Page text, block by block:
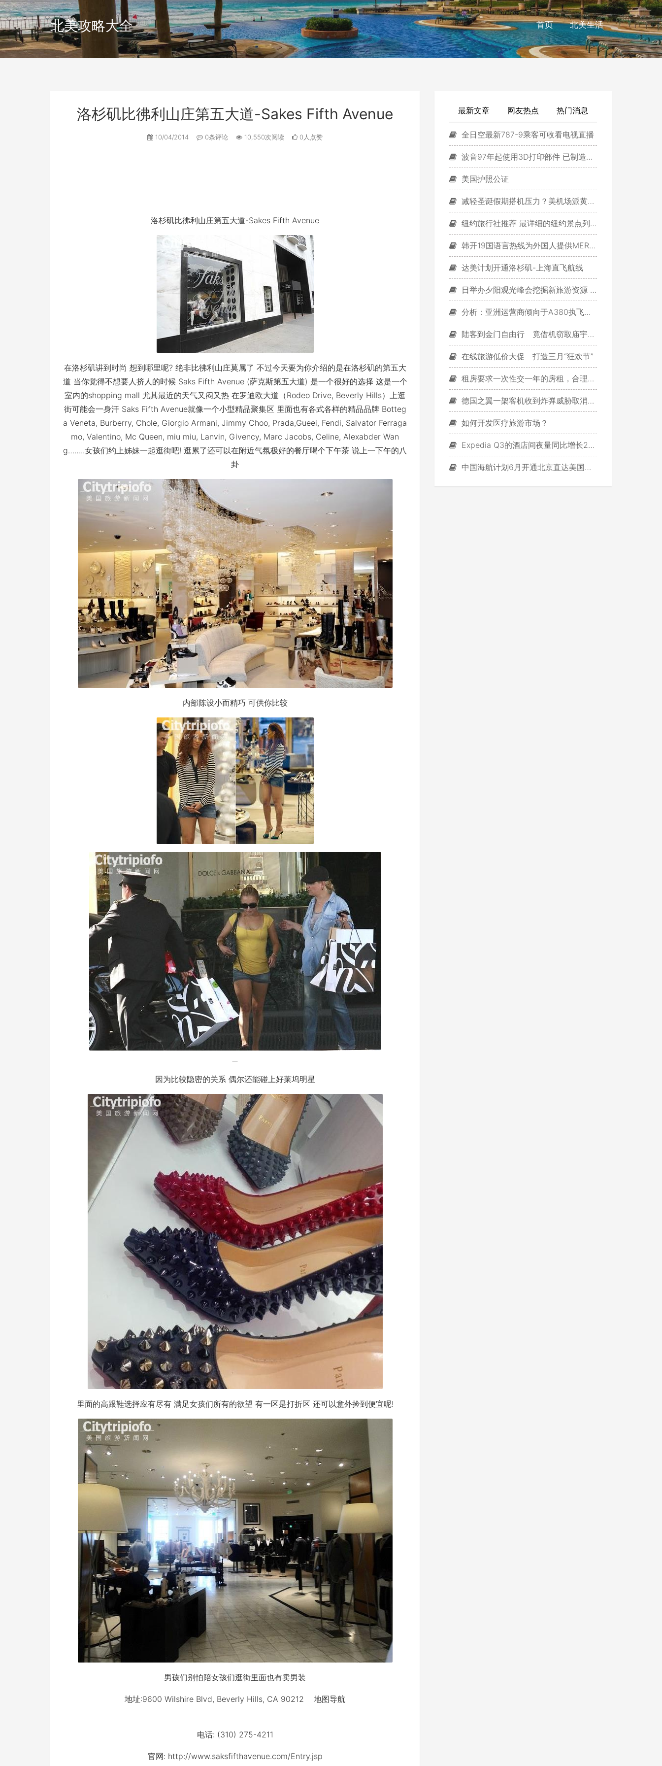
北美攻略大全 首页 北美生活
洛杉矶比彿利山庄第五大道-Sakes Fifth Avenue
10/04/2014 0条评论 10,550次阅读 0人点赞
洛杉矶比彿利山庄第五大道-Sakes Fifth Avenue
在洛杉矶讲到时尚 想到哪里呢? 绝非比彿利山庄莫属了 不过今天要为你介绍的是在洛杉矶的第五大
道 当你觉得不想要人挤人的时候 Saks Fifth Avenue (萨克斯第五大道) 是一个很好的选择 这是一个
室内的shopping mall 尤其最近的天气又闷又热 在罗迪欧大道（Rodeo Drive, Beverly Hills）上逛
街可能会一身汗 Saks Fifth Avenue就像一个小型精品聚集区 里面也有各式各样的精品品牌 Botteg
a Veneta, Burberry, Chole, Giorgio Armani, Jimmy Choo, Prada,Gueei, Fendi, Salvator Ferraga
mo, Valentino, Mc Queen, miu miu, Lanvin, Givency, Marc Jacobs, Celine, Alexabder Wan
g……..女孩们约上姊妹一起逛街吧! 逛累了还可以在附近气氛极好的餐厅喝个下午茶 说上一下午的八
卦
内部陈设小而精巧 可供你比较
因为比较隐密的关系 偶尔还能碰上好莱坞明星
里面的高跟鞋选择应有尽有 满足女孩们所有的欲望 有一区是打折区 还可以意外捡到便宜呢!
男孩们别怕陪女孩们逛街里面也有卖男装
地址:9600 Wilshire Blvd, Beverly Hills, CA 90212 地图导航
电话: (310) 275-4211
官网: http://www.saksfifthavenue.com/Entry.jsp
最新文章 网友热点 热门消息
全日空最新787-9乘客可收看电视直播
波音97年起使用3D打印部件 已制造超2万个
美国护照公证
减轻圣诞假期搭机压力？美机场派黄金猎犬减压！
纽约旅行社推荐 最详细的纽约景点列表
韩开19国语言热线为外国人提供MERS信息 含中文
达美计划开通洛杉矶-上海直飞航线
日举办夕阳观光峰会挖掘新旅游资源 华人游客期待
分析：亚洲运营商倾向于A380执飞区域航线
陆客到金门自由行 竟借机窃取庙宇58面金牌被逮
在线旅游低价大促 打造三月“狂欢节”
租房要求一次性交一年的房租，合理吗？
德国之翼一架客机收到炸弹威胁取消起飞
如何开发医疗旅游市场？
Expedia Q3的酒店间夜量同比增长24%
中国海航计划6月开通北京直达美国硅谷航线